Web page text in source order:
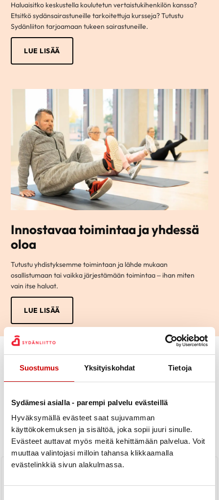
Suostumus Yksityiskohdat Tietoja
Sydämesi asialla - parempi palvelu evästeillä
Hyväksymällä evästeet saat sujuvamman
käyttökokemuksen ja sisältöä, joka sopii juuri sinulle.
Evästeet auttavat myös meitä kehittämään palvelua. Voit
muuttaa valintojasi milloin tahansa klikkaamalla
evästelinkkiä sivun alakulmassa.
Haluaisitko keskustella koulutetun vertaistukihenkilön kanssa?
Etsitkö sydänsairastuneille tarkoitettuja kursseja? Tutustu
Sydänliiton tarjoamaan tukeen sairastuneille.
LUE LISÄÄ
Innostavaa toimintaa ja yhdessä
oloa
Tutustu yhdistyksemme toimintaan ja lähde mukaan
osallistumaan tai vaikka järjestämään toimintaa – ihan miten
vain itse haluat.
LUE LISÄÄ
Uutiset
Yhdistys Piiri KAIKKI UUTISET
Syysvuosikokous 2022